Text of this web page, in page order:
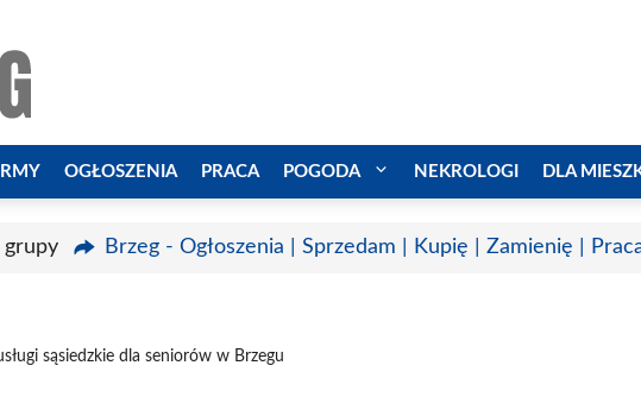
OGŁOSZENIA PRACA POGODA NEKROLOGI DLA
grupy Brzeg - Ogłoszenia | Sprzedam | Kupię | Zamienię |
sąsiedzkie dla seniorów w Brzegu